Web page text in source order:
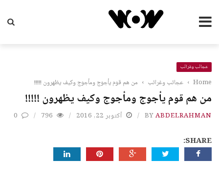
عجائب وغرائب
Home
› عجائب وغرائب › من هم قوم يأجوج ومأجوج وكيف يظهرون !!!!!
من هم قوم يأجوج ومأجوج وكيف يظهرون !!!!!
BYABDELRAHMAN أكتوبر 22, 2016 796
0
SHARE: